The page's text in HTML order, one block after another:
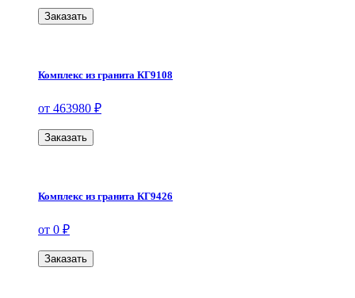
Заказать
Комплекс из гранита КГ9108
от 463980 ₽
Заказать
Комплекс из гранита КГ9426
от 0 ₽
Заказать